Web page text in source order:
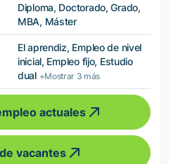
Diploma, Doctorado, Grado,
MBA, Máster
El aprendiz, Empleo de nivel
inicial, Empleo fijo, Estudio
dual +Mostrar 3 más
actuales
vacantes